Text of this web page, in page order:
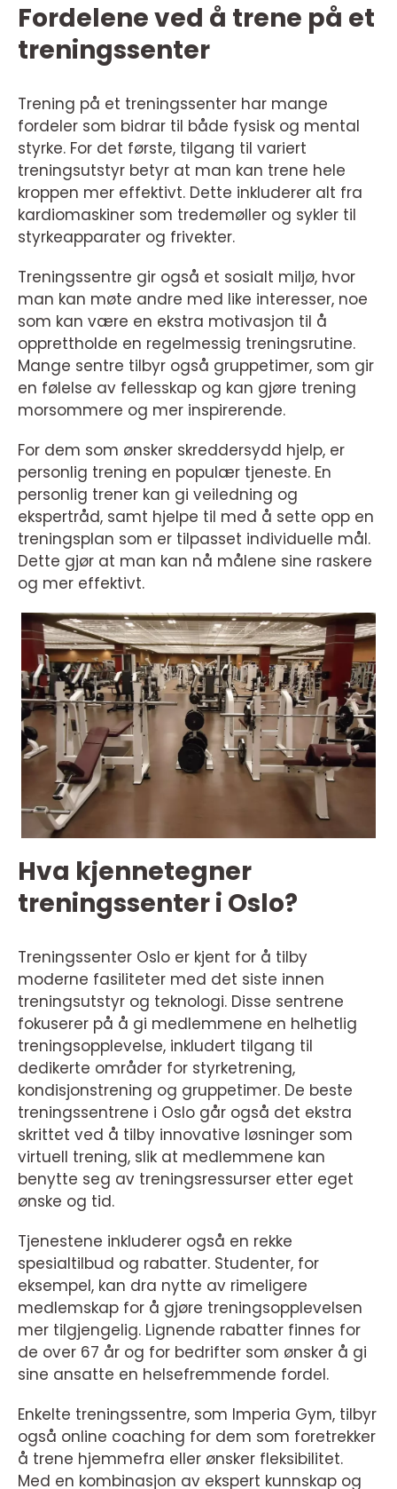
Fordelene ved å trene på et
treningssenter
Trening på et treningssenter har mange
fordeler som bidrar til både fysisk og mental
styrke. For det første, tilgang til variert
treningsutstyr betyr at man kan trene hele
kroppen mer effektivt. Dette inkluderer alt fra
kardiomaskiner som tredemøller og sykler til
styrkeapparater og frivekter.
Treningssentre gir også et sosialt miljø, hvor
man kan møte andre med like interesser, noe
som kan være en ekstra motivasjon til å
opprettholde en regelmessig treningsrutine.
Mange sentre tilbyr også gruppetimer, som gir
en følelse av fellesskap og kan gjøre trening
morsommere og mer inspirerende.
For dem som ønsker skreddersydd hjelp, er
personlig trening en populær tjeneste. En
personlig trener kan gi veiledning og
ekspertråd, samt hjelpe til med å sette opp en
treningsplan som er tilpasset individuelle mål.
Dette gjør at man kan nå målene sine raskere
og mer effektivt.
Hva kjennetegner
treningssenter i Oslo?
Treningssenter Oslo er kjent for å tilby
moderne fasiliteter med det siste innen
treningsutstyr og teknologi. Disse sentrene
fokuserer på å gi medlemmene en helhetlig
treningsopplevelse, inkludert tilgang til
dedikerte områder for styrketrening,
kondisjonstrening og gruppetimer. De beste
treningssentrene i Oslo går også det ekstra
skrittet ved å tilby innovative løsninger som
virtuell trening, slik at medlemmene kan
benytte seg av treningsressurser etter eget
ønske og tid.
Tjenestene inkluderer også en rekke
spesialtilbud og rabatter. Studenter, for
eksempel, kan dra nytte av rimeligere
medlemskap for å gjøre treningsopplevelsen
mer tilgjengelig. Lignende rabatter finnes for
de over 67 år og for bedrifter som ønsker å gi
sine ansatte en helsefremmende fordel.
Enkelte treningssentre, som Imperia Gym, tilbyr
også online coaching for dem som foretrekker
å trene hjemmefra eller ønsker fleksibilitet.
Med en kombinasjon av ekspert kunnskap og